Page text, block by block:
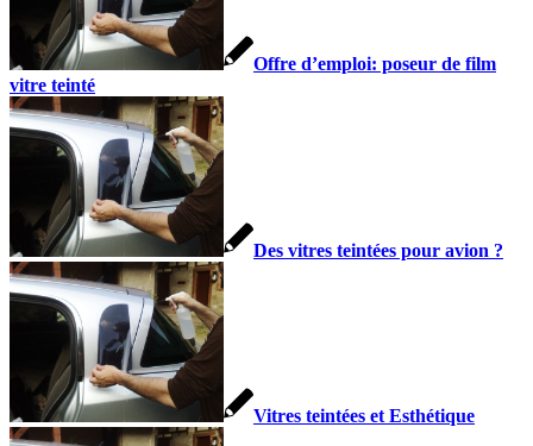
Offre d’emploi: poseur de film
vitre teinté
Des vitres teintées pour avion ?
Vitres teintées et Esthétique